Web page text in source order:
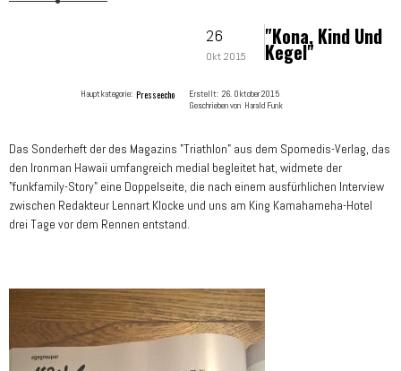
26
Okt 2015
"Kona, Kind Und
Kegel"
Hauptkategorie: Presseecho Erstellt: 26. Oktober 2015
Geschrieben von Harald Funk
Das Sonderheft der des Magazins "Triathlon" aus dem Spomedis-Verlag, das
den Ironman Hawaii umfangreich medial begleitet hat, widmete der
"funkfamily-Story" eine Doppelseite, die nach einem ausfürhlichen Interview
zwischen Redakteur Lennart Klocke und uns am King Kamahameha-Hotel
drei Tage vor dem Rennen entstand.